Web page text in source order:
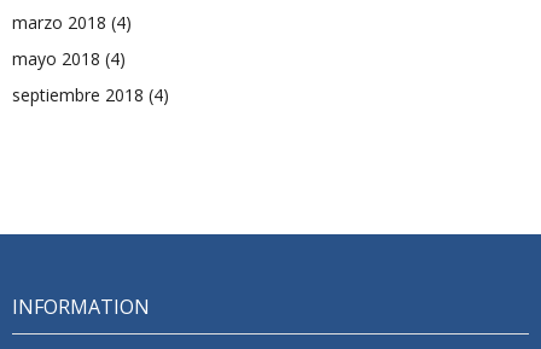
marzo 2018 (4)
mayo 2018 (4)
septiembre 2018 (4)
INFORMATION